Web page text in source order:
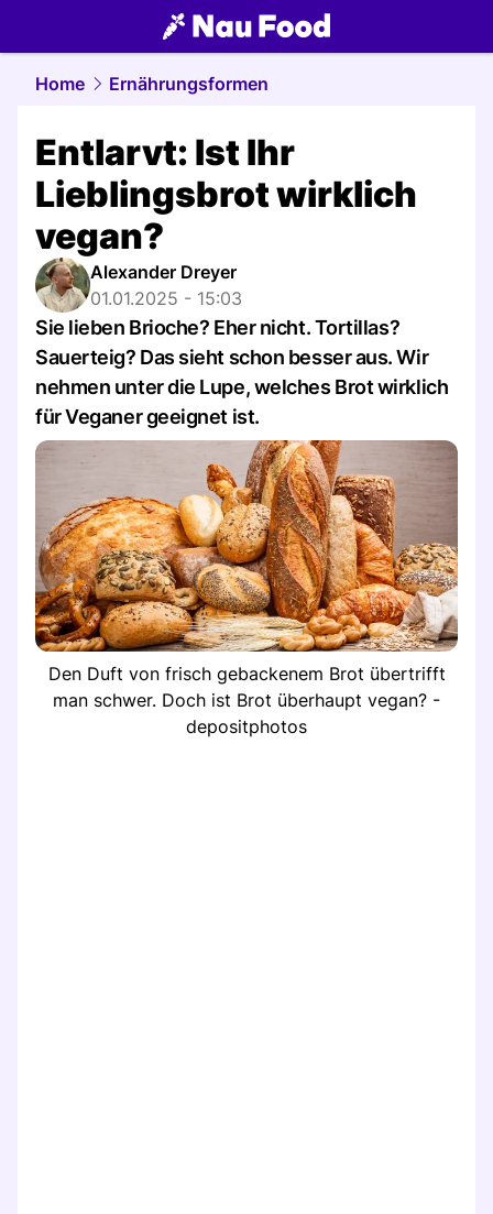
food.NAU.ch
Home Ernährungsformen
Entlarvt: Ist Ihr
Lieblingsbrot wirklich
vegan?
Alexander Dreyer
01.01.2025 - 15:03
Sie lieben Brioche? Eher nicht. Tortillas?
Sauerteig? Das sieht schon besser aus. Wir
nehmen unter die Lupe, welches Brot wirklich
für Veganer geeignet ist.
Den Duft von frisch gebackenem Brot übertrifft
man schwer. Doch ist Brot überhaupt vegan? -
depositphotos